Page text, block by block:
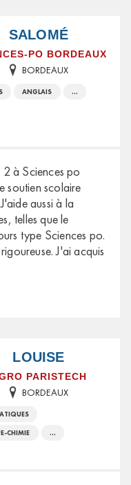
SALOMÉ
PO BORDEAUX
BORDEAUX
ANGLAIS ...
2 à Sciences po
soutien scolaire
aussi à la
telles que le
type Sciences po.
J'ai acquis
LOUISE
PARISTECH
BORDEAUX
CHIMIE ...